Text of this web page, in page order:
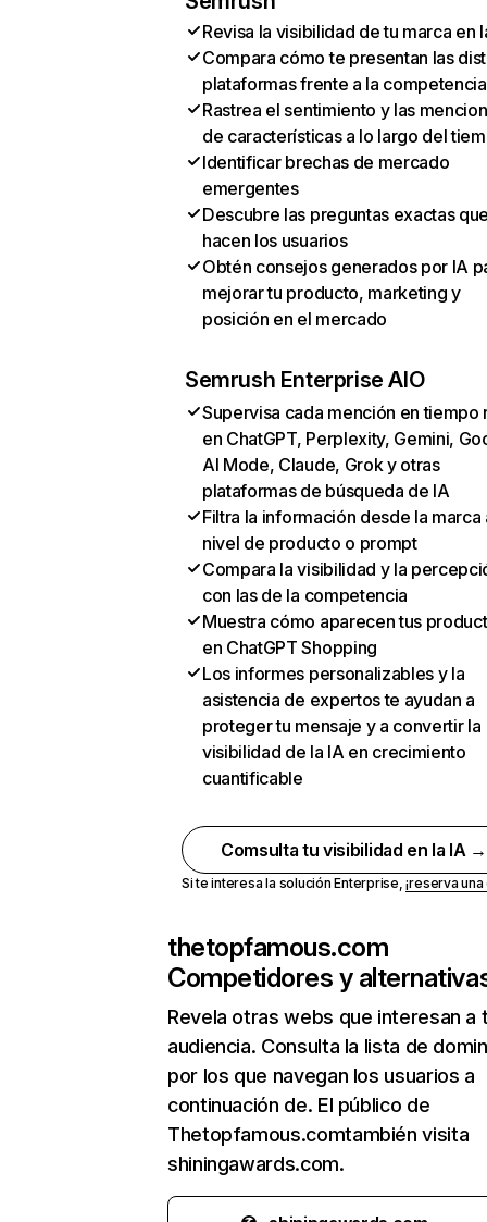
Revisa la visibilidad de tu marca en
Compara cómo te presentan las
plataformas frente a la competencia
Rastrea el sentimiento y las
de características a lo largo del
Identificar brechas de mercado
emergentes
Descubre las preguntas exactas
hacen los usuarios
Obtén consejos generados por IA
mejorar tu producto, marketing y
posición en el mercado
Semrush Enterprise AIO
Supervisa cada mención en tiempo
en ChatGPT, Perplexity, Gemini,
AI Mode, Claude, Grok y otras
plataformas de búsqueda de IA
Filtra la información desde la marca
nivel de producto o prompt
Compara la visibilidad y la
con las de la competencia
Muestra cómo aparecen tus
en ChatGPT Shopping
Los informes personalizables y la
asistencia de expertos te ayudan a
proteger tu mensaje y a convertir la
visibilidad de la IA en crecimiento
cuantificable
Comsulta tu visibilidad en la IA →
Si te interesa la solución Enterprise,¡reserva
thetopfamous.com
Competidores y
Revela otras webs que interesan a
audiencia. Consulta la lista de
por los que navegan los usuarios a
continuación de. El público de
Thetopfamous.comtambién visita
shiningawards.com.